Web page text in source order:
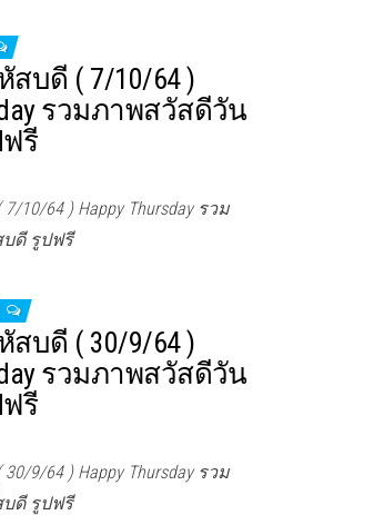
บดี ( 7/10/64 )
รวมภาพสวัสดีวัน
รี
64 ) Happy Thursday รวม
ดี รูปฟรี
บดี ( 30/9/64 )
รวมภาพสวัสดีวัน
รี
9/64 ) Happy Thursday รวม
ดี รูปฟรี